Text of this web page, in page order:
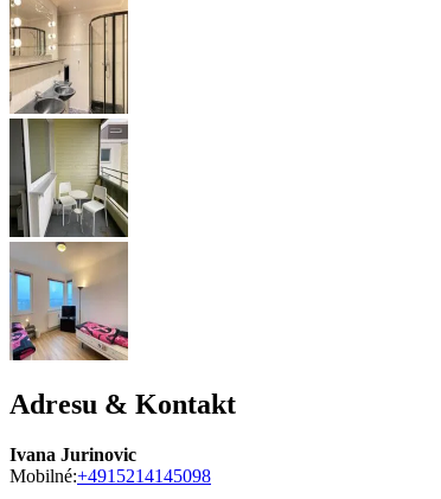
Adresu & Kontakt
Ivana Jurinovic
Mobilné:+4915214145098